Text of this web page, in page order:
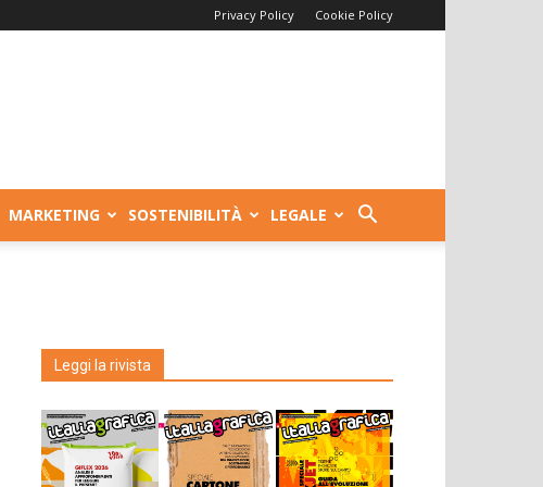
Privacy Policy Cookie Policy
MARKETING SOSTENIBILITÀ LEGALE
Leggi la rivista